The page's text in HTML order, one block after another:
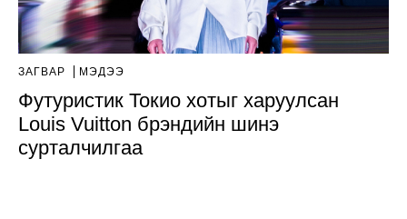
ЗАГВАР МЭДЭЭ
Футуристик Токио хотыг харуулсан
Louis Vuitton брэндийн шинэ
сурталчилгаа